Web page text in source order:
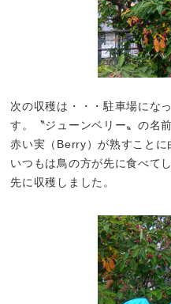
次の収穫は・・・駐車場にな
す。〝ジューンベリー〟の名
赤い実（Berry）が熟すことに
いつもは鳥の方が先に食べて
先に収穫しました。